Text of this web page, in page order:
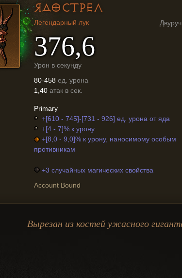
ЯДОСТРЕЛ
Легендарный лук
376,6
Урон в секунду
80-458 ед. урона
1,40 атак в сек.
Primary
+[610 - 745]-[731 - 926] ед. урона от яда
+[4 - 7]% к урону
+[8,0 - 9,0]% к урону, наносимому особым
противникам
+3 случайных магических свойства
Account Bound
Вырезан из костей ужасного